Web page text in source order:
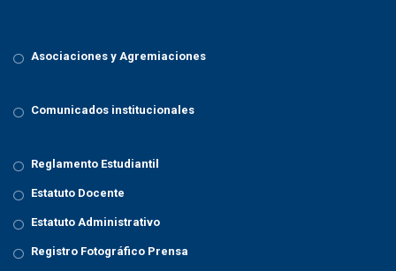
Asociaciones y Agremiaciones
Comunicados institucionales
Reglamento Estudiantil
Estatuto Docente
Estatuto Administrativo
Registro Fotográfico Prensa